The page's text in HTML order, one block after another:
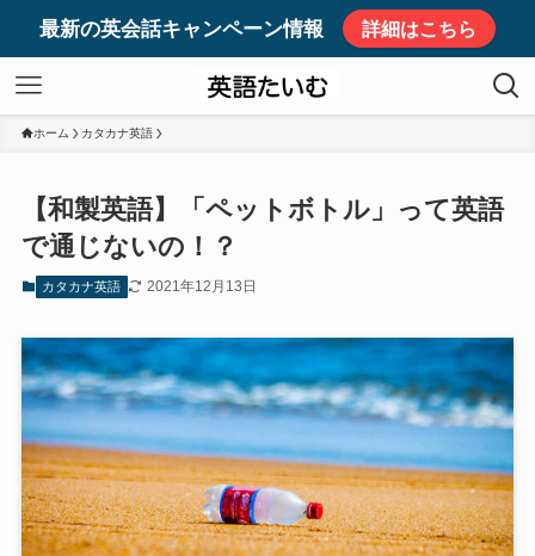
最新の英会話キャンペーン情報 詳細はこちら
ホーム カタカナ英語
【和製英語】「ペットボトル」って英語
で通じないの！？
カタカナ英語 2021年12月13日